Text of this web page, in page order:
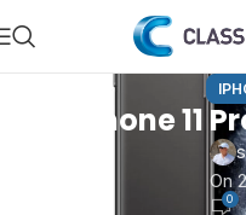
iPhone 11
On
0